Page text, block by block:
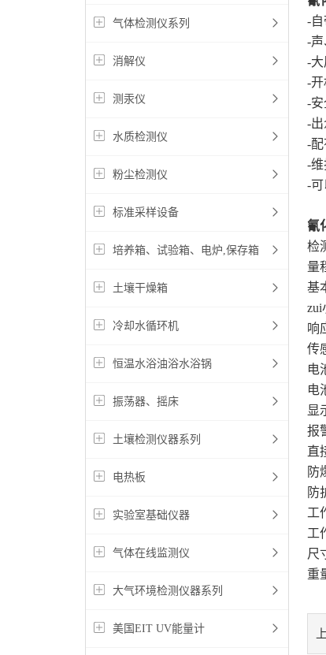
气体检测仪系列
消解仪
测汞仪
水质检测仪
粉尘检测仪
标准采样设备
培养箱、试验箱、电炉,保存箱
土壤干燥箱
冷却水循环机
恒温水浴油浴水浴锅
振荡器、摇床
土壤检测仪器系列
电热板
实验室基础仪器
气体在线监测仪
大气环境检测仪器系列
美国EIT UV能量计
-
-
-
-
-
-
-
-
-可
氰
检
量
基
zui
响
传
电
电
显
报
直
防
防
工
工
尺
重